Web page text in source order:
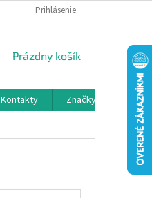
OCHRANA OSOBNÝCH
Prihlásenie
NÁKUPNÝ
Prázdny košík
Kontakty
Značky